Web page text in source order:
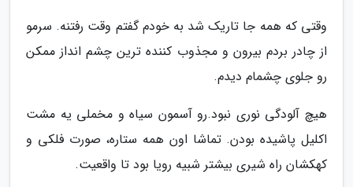
وقتی که همه جا تاریک شد به خودم گفتم وقت رفتنه. سرمو
از چادر بردم بیرون و مجذوب کننده ترین چشم انداز ممکن
رو جلوی چشمام دیدم.
هیچ آلودگی نوری نبود.رو آسمون سیاه و مخملی یه مشت
اکلیل پاشیده بودن. تماشا اون همه ستاره، صورت فلکی و
کهکشان راه شیری بیشتر شبیه رویا بود تا واقعیت.